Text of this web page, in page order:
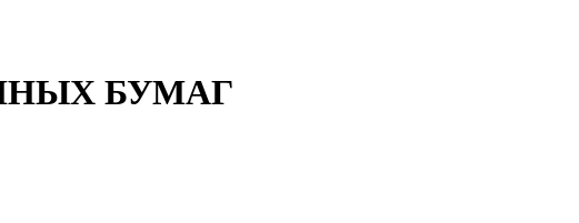
БУМАГ